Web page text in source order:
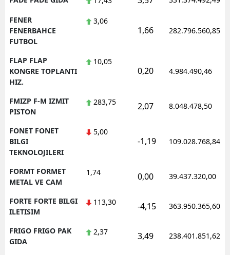
FENER
FENERBAHCE
FUTBOL
3,06
1,66 282.796.560,85
FLAP FLAP
KONGRE TOPLANTI
HIZ.
10,05
0,20 4.984.490,46
FMIZP F-M IZMIT
PISTON
283,75 2,07 8.048.478,50
FONET FONET
BILGI
TEKNOLOJILERI
5,00
-1,19 109.028.768,84
FORMT FORMET
METAL VE CAM
1,74 0,00 39.437.320,00
FORTE FORTE BILGI
ILETISIM
113,30 -4,15 363.950.365,60
FRIGO FRIGO PAK
GIDA
2,37 3,49 238.401.851,62